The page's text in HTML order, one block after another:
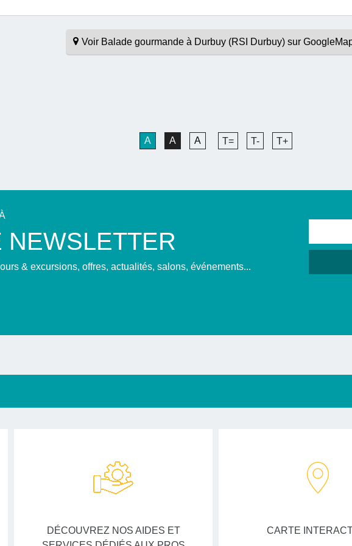
Voir Balade gourmande à Durbuy (RSI Durbuy) sur
A A A T= T- T+
NEWSLETTER
& excursions, offres, actualités, salons, événements...
DÉCOUVREZ NOS AIDES ET
CARTE